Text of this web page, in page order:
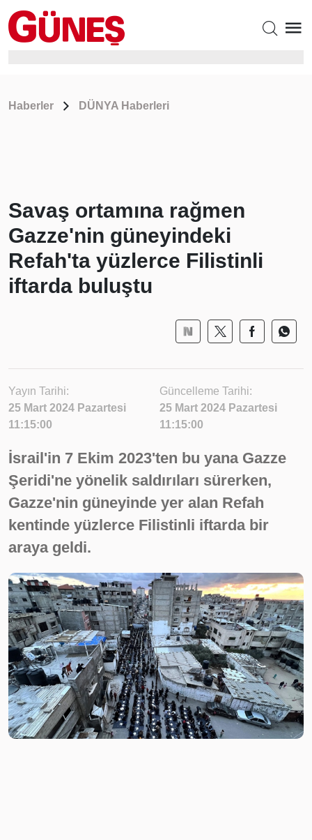
Haberler DÜNYA Haberleri
Savaş ortamına rağmen
Gazze'nin güneyindeki
Refah'ta yüzlerce Filistinli
iftarda buluştu
Yayın Tarihi:
25 Mart 2024 Pazartesi
11:15:00
Güncelleme Tarihi:
25 Mart 2024 Pazartesi
11:15:00
İsrail'in 7 Ekim 2023'ten bu yana Gazze
Şeridi'ne yönelik saldırıları sürerken,
Gazze'nin güneyinde yer alan Refah
kentinde yüzlerce Filistinli iftarda bir
araya geldi.